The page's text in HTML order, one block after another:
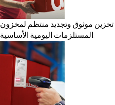
تخزين موثوق وتجديد منتظم لمخزون
المستلزمات اليومية الأساسية.